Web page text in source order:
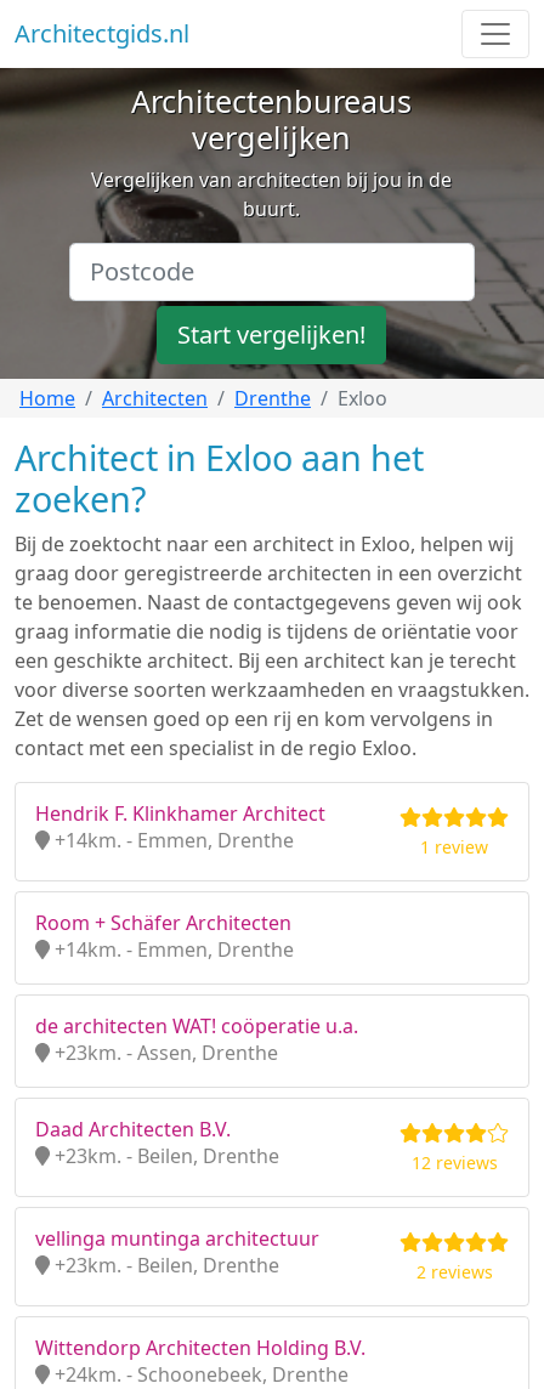
Architectgids.nl
Architectenbureaus
vergelijken
Vergelijken van architecten bij jou in de
buurt.
Start vergelijken!
Home Architecten Drenthe Exloo
Architect in Exloo aan het
zoeken?
Bij de zoektocht naar een architect in Exloo, helpen wij
graag door geregistreerde architecten in een overzicht
te benoemen. Naast de contactgegevens geven wij ook
graag informatie die nodig is tijdens de oriëntatie voor
een geschikte architect. Bij een architect kan je terecht
voor diverse soorten werkzaamheden en vraagstukken.
Zet de wensen goed op een rij en kom vervolgens in
contact met een specialist in de regio Exloo.
Hendrik F. Klinkhamer Architect
+14km. - Emmen, Drenthe
1 review
Room + Schäfer Architecten
+14km. - Emmen, Drenthe
de architecten WAT! coöperatie u.a.
+23km. - Assen, Drenthe
Daad Architecten B.V.
+23km. - Beilen, Drenthe
12 reviews
vellinga muntinga architectuur
+23km. - Beilen, Drenthe
2 reviews
Wittendorp Architecten Holding B.V.
+24km. - Schoonebeek, Drenthe